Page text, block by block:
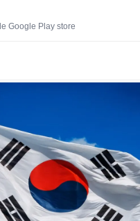
Google Play store